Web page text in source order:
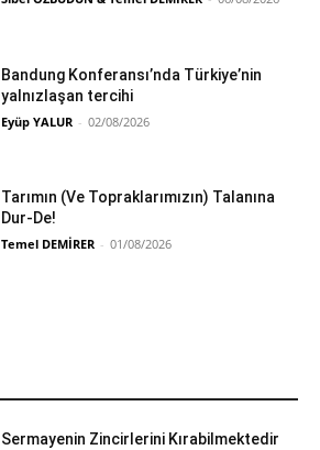
Bandung Konferansı’nda Türkiye’nin
yalnızlaşan tercihi
Eyüp YALUR - 02/08/2026
Tarımın (Ve Topraklarımızın) Talanına
Dur-De!
Temel DEMİRER - 01/08/2026
Sermayenin Zincirlerini Kırabilmektedir